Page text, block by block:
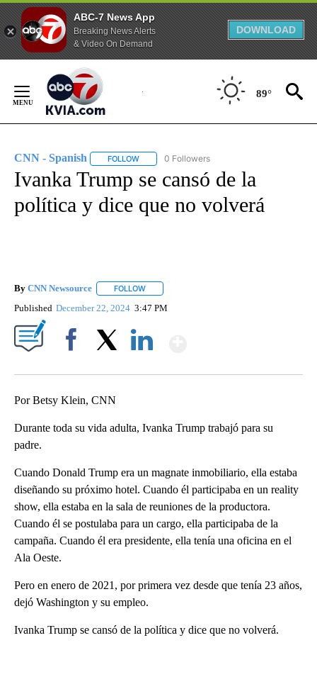
ABC-7 News App
Breaking News Alerts
& Video On Demand
DOWNLOAD
Content
89°
CNN - Spanish FOLLOW FOLLOW "CNN - SPANISH" TO RECEIVE
0 Followers
Ivanka Trump se cansó de la
política y dice que no volverá
By CNN Newsource FOLLOW
Published December 22, 2024 3:47 PM
Por Betsy Klein, CNN
Durante toda su vida adulta, Ivanka Trump trabajó para su
padre.
Cuando Donald Trump era un magnate inmobiliario, ella estaba
diseñando su próximo hotel. Cuando él participaba en un reality
show, ella estaba en la sala de reuniones de la productora.
Cuando él se postulaba para un cargo, ella participaba de la
campaña. Cuando él era presidente, ella tenía una oficina en el
Ala Oeste.
Pero en enero de 2021, por primera vez desde que tenía 23 años,
dejó Washington y su empleo.
Ivanka Trump se cansó de la política y dice que no volverá.